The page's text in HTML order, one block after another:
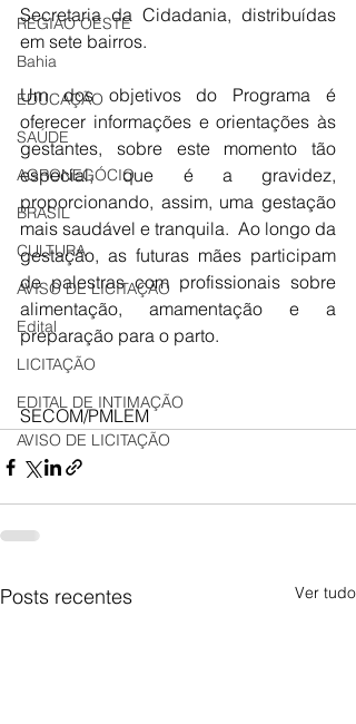
REGIÃO OESTE
Bahia
EDUCAÇÃO
SAÚDE
AGRONEGÓCIO
BRASIL
CULTURA
AVISO DE LICITAÇÃO
Edital
LICITAÇÃO
EDITAL DE INTIMAÇÃO
AVISO DE LICITAÇÃO
Secretaria da Cidadania, distribuídas
em sete bairros.
Um dos objetivos do Programa é
oferecer informações e orientações às
gestantes, sobre este momento tão
especial, que é a gravidez,
proporcionando, assim, uma gestação
mais saudável e tranquila.  Ao longo da
gestação, as futuras mães participam
de palestras com profissionais sobre
alimentação, amamentação e a
preparação para o parto.
SECOM/PMLEM
Posts recentes Ver tudo